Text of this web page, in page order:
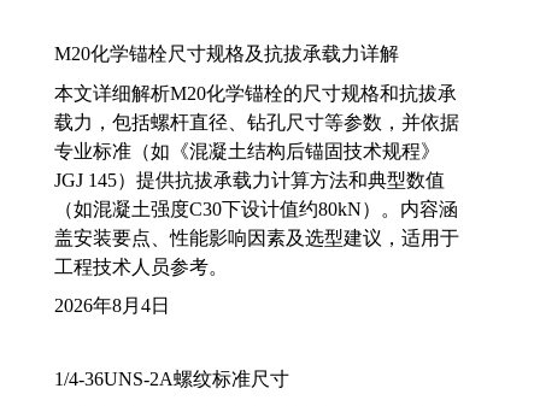
M20化学锚栓尺寸规格及抗拔承载力详解
本文详细解析M20化学锚栓的尺寸规格和抗拔承
载力，包括螺杆直径、钻孔尺寸等参数，并依据
专业标准（如《混凝土结构后锚固技术规程》
JGJ 145）提供抗拔承载力计算方法和典型数值
（如混凝土强度C30下设计值约80kN）。内容涵
盖安装要点、性能影响因素及选型建议，适用于
工程技术人员参考。
2026年8月4日
1/4-36UNS-2A螺纹标准尺寸